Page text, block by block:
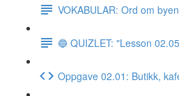
VOKABULAR: Ord om byen
🔵 QUIZLET: "Lesson
Oppgave 02.01: Butikk,